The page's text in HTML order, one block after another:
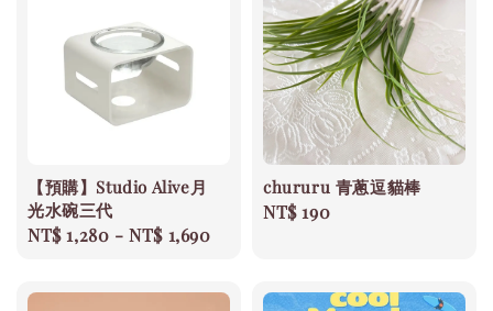
【預購】Studio Alive月
光水碗三代
Regular
NT$ 1,280 -NT$ 1,690
chururu 青蔥逗貓棒
Regular
NT$ 190